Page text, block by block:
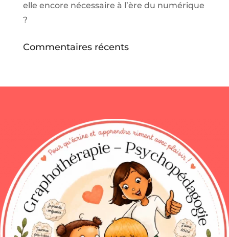
elle encore nécessaire à l’ère du numérique
?
Commentaires récents